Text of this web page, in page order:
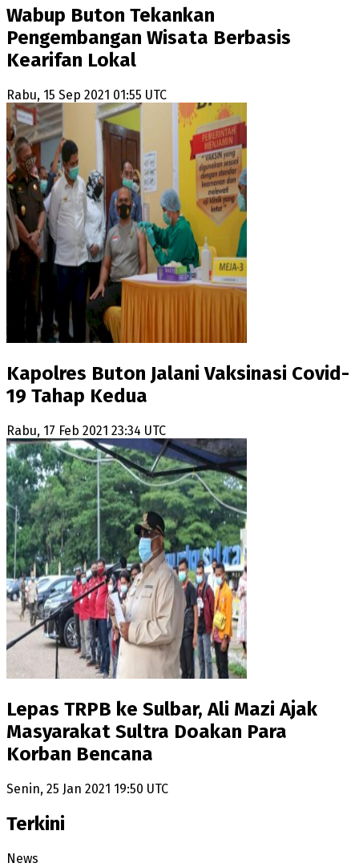
Wabup Buton Tekankan
Pengembangan Wisata Berbasis
Kearifan Lokal
Rabu, 15 Sep 2021 01:55 UTC
Kapolres Buton Jalani Vaksinasi Covid-
19 Tahap Kedua
Rabu, 17 Feb 2021 23:34 UTC
Lepas TRPB ke Sulbar, Ali Mazi Ajak
Masyarakat Sultra Doakan Para
Korban Bencana
Senin, 25 Jan 2021 19:50 UTC
Terkini
News